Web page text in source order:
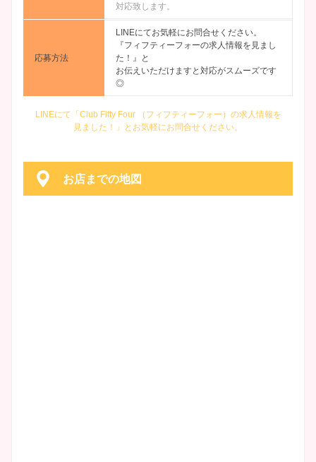
対応致します。
応募方法
LINEにてお気軽にお問合せください。
『フィフティーフォーの求人情報を見まし
た！』と
お伝えいただけますと対応がスムーズです
◎
LINEにて「Club Fifty Four （フィフティーフォー）の求人情報を
見ました！」とお気軽にお問合せください。
お店までの地図